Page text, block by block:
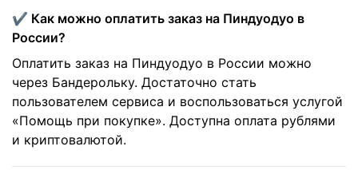
✔️ Как можно оплатить заказ на Пиндуодуо в
России?
Оплатить заказ на Пиндуодуо в России можно
через Бандерольку. Достаточно стать
пользователем сервиса и воспользоваться услугой
«Помощь при покупке». Доступна оплата рублями
и криптовалютой.